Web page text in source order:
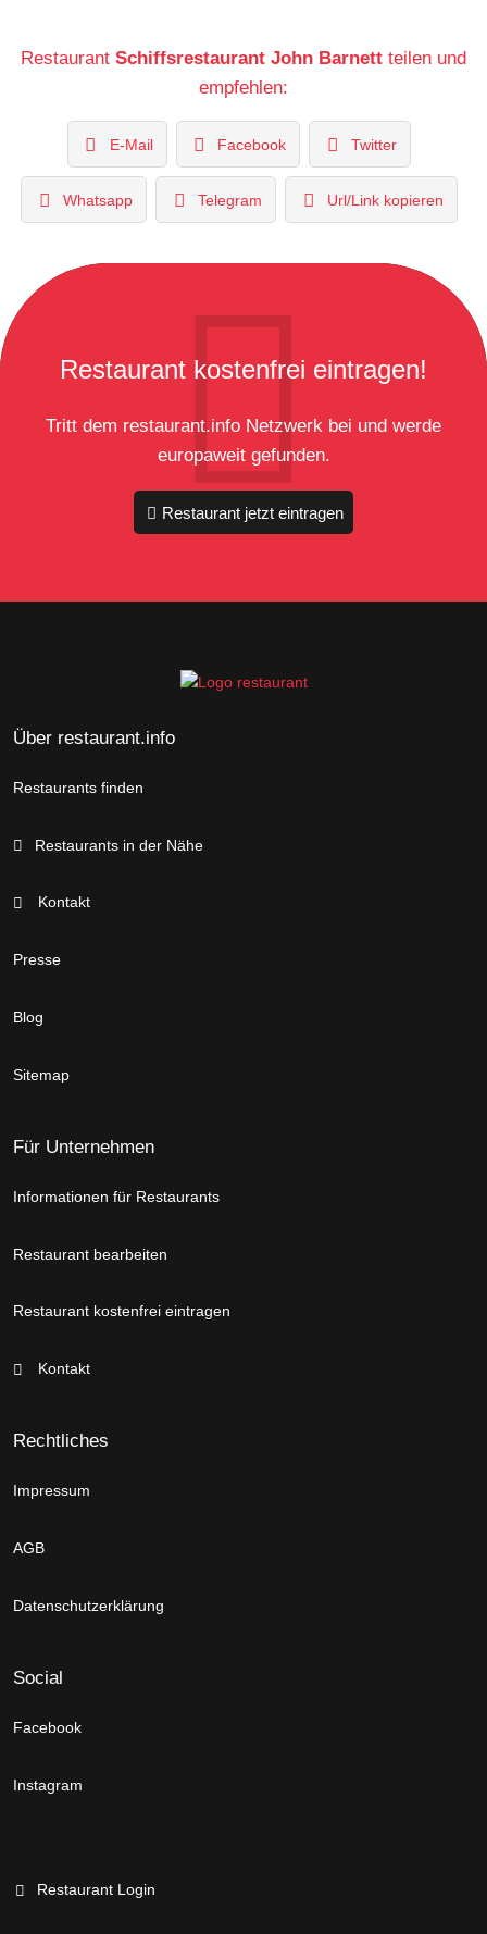
Restaurant Schiffsrestaurant John Barnett teilen und
empfehlen:
E-Mail Facebook Twitter
Whatsapp Telegram Url/Link kopieren
Restaurant kostenfrei eintragen!
Tritt dem restaurant.info Netzwerk bei und werde
europaweit gefunden.
Restaurant jetzt eintragen
Über restaurant.info
Restaurants finden
Restaurants in der Nähe
Kontakt
Presse
Blog
Sitemap
Für Unternehmen
Informationen für Restaurants
Restaurant bearbeiten
Restaurant kostenfrei eintragen
Kontakt
Rechtliches
Impressum
AGB
Datenschutzerklärung
Social
Facebook
Instagram
Restaurant Login